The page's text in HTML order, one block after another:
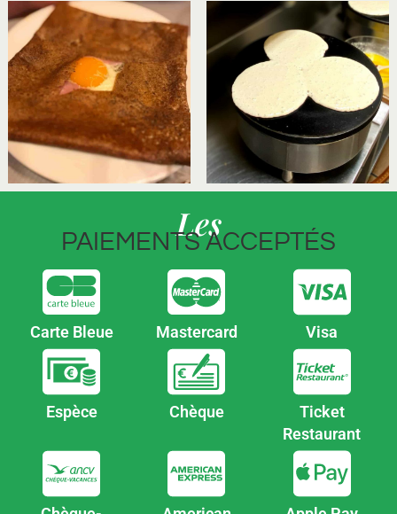
Les
PAIEMENTS ACCEPTÉS
Carte Bleue Mastercard Visa
Espèce Chèque
Ticket
Restaurant